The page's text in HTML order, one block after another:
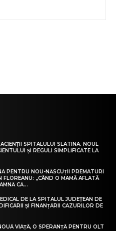
SPITALULUI SLATINA. NOUL
ȘI REGULI SIMPLIFICATE LA
PENTRU NOU-NĂSCUȚII PREMATURI
FLOREANU: „CÂND O MAMĂ AFLATĂ
CĂ...
DE LA SPITALUL JUDEȚEAN DE
ȘI FINANȚĂRII CAZURILOR DE
VIAȚĂ, O SPERANȚĂ PENTRU OLT